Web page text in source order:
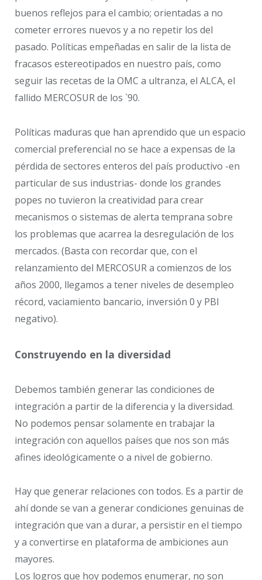
buenos reflejos para el cambio; orientadas a no
cometer errores nuevos y a no repetir los del
pasado. Políticas empeñadas en salir de la lista de
fracasos estereotipados en nuestro país, como
seguir las recetas de la OMC a ultranza, el ALCA, el
fallido MERCOSUR de los `90.
Políticas maduras que han aprendido que un espacio
comercial preferencial no se hace a expensas de la
pérdida de sectores enteros del país productivo -en
particular de sus industrias- donde los grandes
popes no tuvieron la creatividad para crear
mecanismos o sistemas de alerta temprana sobre
los problemas que acarrea la desregulación de los
mercados. (Basta con recordar que, con el
relanzamiento del MERCOSUR a comienzos de los
años 2000, llegamos a tener niveles de desempleo
récord, vaciamiento bancario, inversión 0 y PBI
negativo).
Construyendo en la diversidad
Debemos también generar las condiciones de
integración a partir de la diferencia y la diversidad.
No podemos pensar solamente en trabajar la
integración con aquellos países que nos son más
afines ideológicamente o a nivel de gobierno.
Hay que generar relaciones con todos. Es a partir de
ahí donde se van a generar condiciones genuinas de
integración que van a durar, a persistir en el tiempo
y a convertirse en plataforma de ambiciones aun
mayores.
Los logros que hoy podemos enumerar, no son